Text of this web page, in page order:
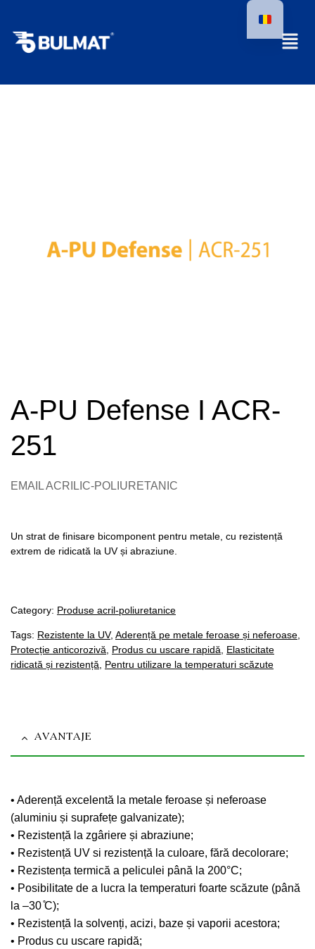
A-PU Defense I ACR-
251
EMAIL ACRILIC-POLIURETANIC
Un strat de finisare bicomponent pentru metale, cu rezistență
extrem de ridicată la UV și abraziune.
Category: Produse acril-poliuretanice
Tags: Rezistente la UV, Aderență pe metale feroase și neferoase
Protecție anticorozivă
Produs cu uscare rapidă
Elasticitate
ridicată și rezistență
Pentru utilizare la temperaturi scăzute
AVANTAJE
• Aderență excelentă la metale feroase și neferoase
(aluminiu și suprafețe galvanizate);
• Rezistență la zgâriere și abraziune;
• Rezistență UV si rezistență la culoare, fără decolorare;
• Rezistența termică a peliculei până la 200°C;
• Posibilitate de a lucra la temperaturi foarte scăzute (până
la –30 ̊С);
• Rezistență la solvenți, acizi, baze și vaporii acestora;
• Produs cu uscare rapidă;